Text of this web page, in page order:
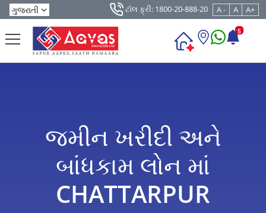
ટૉલ ફ્રી: 1800-20-888-20 A - A A+
5
જમીન ખરીદી અને
બાંધકામ લોન માં
CHATTARPUR